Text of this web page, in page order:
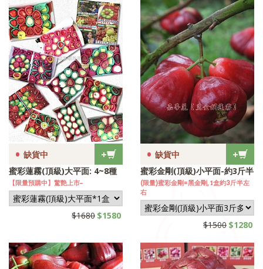
+
• 缺貨中
蜜彩蓮霧(頂級)大平面: 4~8種
【限量預購中】驚艶上市~
$1680 $1580
+
• 缺貨中
蜜彩金剛(頂級)小平面-約3斤半
(限量)蜜彩金剛=黑金剛, 1盒約3斤半左
右
$1500 $1280